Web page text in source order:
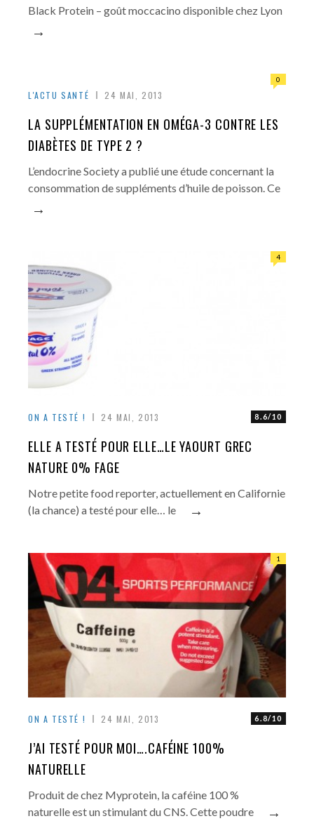
Black Protein – goût moccacino disponible chez Lyon
→
L'ACTU SANTÉ 24 MAI, 2013
0
LA SUPPLÉMENTATION EN OMÉGA-3 CONTRE LES
DIABÈTES DE TYPE 2 ?
L’endocrine Society a publié une étude concernant la
consommation de suppléments d’huile de poisson. Ce
→
ON A TESTÉ ! 24 MAI, 2013 8.6/10
4
ELLE A TESTÉ POUR ELLE…LE YAOURT GREC
NATURE 0% FAGE
Notre petite food reporter, actuellement en Californie
(la chance) a testé pour elle… le
→
ON A TESTÉ ! 24 MAI, 2013 6.8/10
1
J’AI TESTÉ POUR MOI….CAFÉINE 100%
NATURELLE
Produit de chez Myprotein, la caféine 100 %
naturelle est un stimulant du CNS. Cette poudre
→